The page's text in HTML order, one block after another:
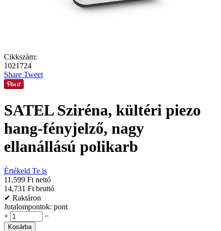
Cikkszám:
1021724
Share Tweet
SATEL Sziréna, kültéri piezo
hang-fényjelző, nagy
ellanállású polikarb
Értékeld Te is
11,599 Ft nettó
14,731 Ft bruttó
✔ Raktáron
Jutalompontok: pont
+
−
Kosárba